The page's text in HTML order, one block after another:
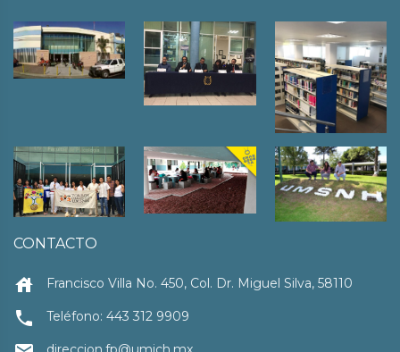
CONTACTO
house Francisco Villa No. 450, Col. Dr. Miguel Silva, 58110
local_phone Teléfono: 443 312 9909